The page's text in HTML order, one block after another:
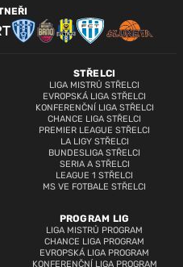
STŘELCI
LIGA MISTRŮ STŘELCI
EVROPSKÁ LIGA STŘELCI
KONFERENČNÍ LIGA STŘELCI
CHANCE LIGA STŘELCI
PREMIER LEAGUE STŘELCI
LA LIGY STŘELCI
BUNDESLIGA STŘELCI
SERIA A STŘELCI
LEAGUE 1 STŘELCI
MS VE FOTBALE STŘELCI
PROGRAM LIG
LIGA MISTRŮ PROGRAM
CHANCE LIGA PROGRAM
EVROPSKÁ LIGA PROGRAM
KONFERENČNÍ LIGA PROGRAM